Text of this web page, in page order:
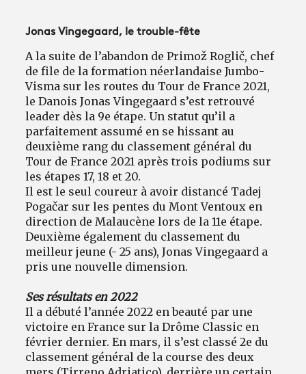
Jonas Vingegaard, le trouble-fête
A la suite de l’abandon de Primož Roglič, chef
de file de la formation néerlandaise Jumbo-
Visma sur les routes du Tour de France 2021,
le Danois Jonas Vingegaard s’est retrouvé
leader dès la 9e étape. Un statut qu’il a
parfaitement assumé en se hissant au
deuxième rang du classement général du
Tour de France 2021 après trois podiums sur
les étapes 17, 18 et 20.
Il est le seul coureur à avoir distancé Tadej
Pogačar sur les pentes du Mont Ventoux en
direction de Malaucène lors de la 11e étape.
Deuxième également du classement du
meilleur jeune (- 25 ans), Jonas Vingegaard a
pris une nouvelle dimension.
Ses résultats en 2022
Il a débuté l’année 2022 en beauté par une
victoire en France sur la Drôme Classic en
février dernier. En mars, il s’est classé 2e du
classement général de la course des deux